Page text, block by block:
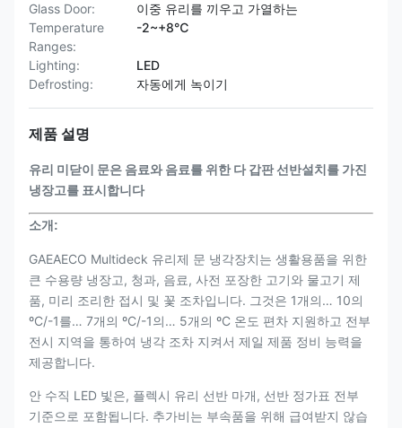
Glass Door:
이중 유리를 끼우고 가열하는
Temperature
Ranges:
-2~+8℃
Lighting:
LED
Defrosting:
자동에게 녹이기
제품 설명
유리 미닫이 문은 음료와 음료를 위한 다 갑판 선반설치를 가진
냉장고를 표시합니다
소개:
GAEAECO Multideck 유리제 문 냉각장치는 생활용품을 위한
큰 수용량 냉장고, 청과, 음료, 사전 포장한 고기와 물고기 제
품, 미리 조리한 접시 및 꽃 조차입니다. 그것은 1개의… 10의
ºC/-1를… 7개의 ºC/-1의… 5개의 ºC 온도 편차 지원하고 전부
전시 지역을 통하여 냉각 조차 지켜서 제일 제품 정비 능력을
제공합니다.
안 수직 LED 빛은, 플렉시 유리 선반 마개, 선반 정가표 전부
기준으로 포함됩니다. 추가비는 부속품을 위해 급여받지 않습